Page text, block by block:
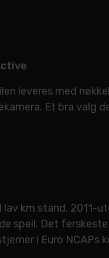
leveres med
Et bra valg
lav km stand.
speil. Det
i Euro NCAPs